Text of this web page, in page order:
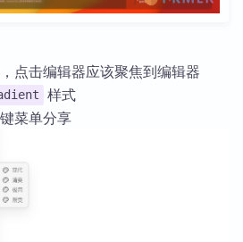
点击编辑器应该聚焦到编辑器
样式
菜单分享